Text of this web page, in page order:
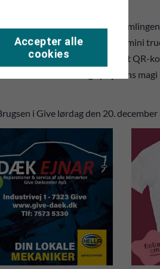
kan købes for at støtte
og desuden er de ikoniske mini
Kors’ julehjælp, og med et QR-
kan man smage på julens
i Give lørdag den 20.
Accepter alle
cookies